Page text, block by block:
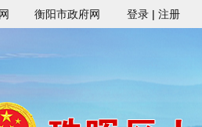
衡阳市政府网 登录 | 注册